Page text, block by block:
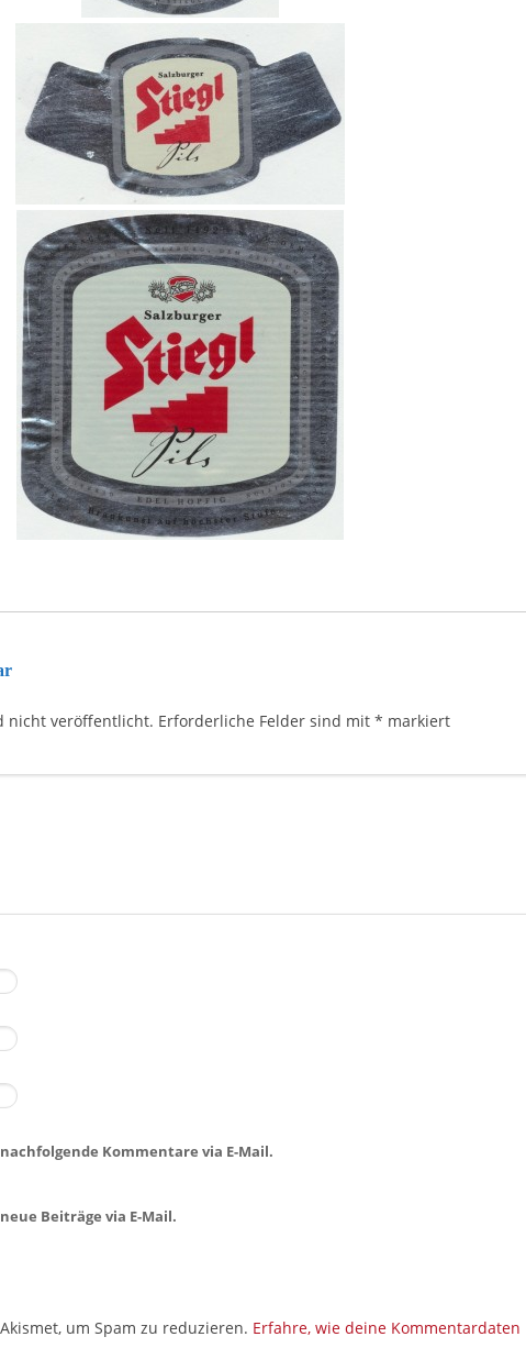
nicht veröffentlicht. Erforderliche Felder sind mit * markiert
Kommentare via E-Mail.
Beiträge via E-Mail.
um Spam zu reduzieren. Erfahre, wie deine Kommentardaten